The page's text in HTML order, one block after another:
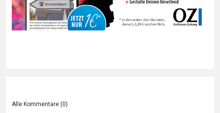
Alle Kommentare (0)